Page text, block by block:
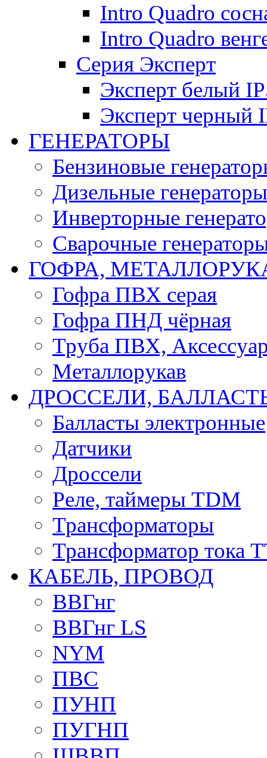
Intro Quadro
Intro Quadro
Серия Эксперт
Эксперт белый
Эксперт черный
ГЕНЕРАТОРЫ
Бензиновые
Дизельные генераторы
Инверторные
Сварочные
ГОФРА,
Гофра ПВХ серая
Гофра ПНД чёрная
Труба ПВХ,
Металлорукав
ДРОССЕЛИ,
Балласты электронные
Датчики
Дроссели
Реле, таймеры TDM
Трансформаторы
Трансформатор тока
КАБЕЛЬ, ПРОВОД
ВВГнг
ВВГнг LS
NYM
ПВС
ПУНП
ПУГНП